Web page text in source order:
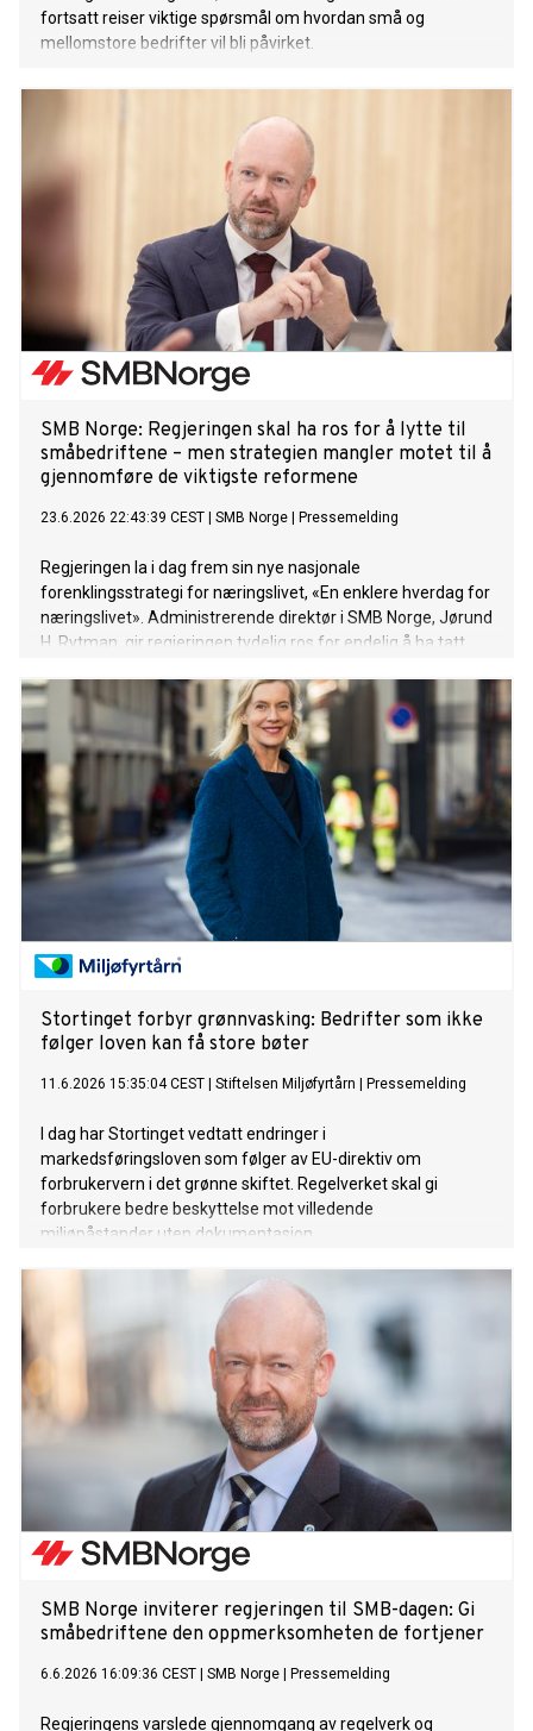
fortsatt reiser viktige spørsmål om hvordan små og
mellomstore bedrifter vil bli påvirket.
SMB Norge: Regjeringen skal ha ros for å lytte til
småbedriftene – men strategien mangler motet til å
gjennomføre de viktigste reformene
23.6.2026 22:43:39 CEST SMB Norge Pressemelding
Regjeringen la i dag frem sin nye nasjonale
forenklingsstrategi for næringslivet, «En enklere hverdag for
næringslivet». Administrerende direktør i SMB Norge, Jørund
H. Rytman, gir regjeringen tydelig ros for endelig å ha tatt
analyser fra de siste tre årene. Han advarer samtidig kraftig
mot at strategien forblir en samling med gode intensjoner
dersom regjeringen fortsetter å vike unna de mest konkrete,
gryteklare og tyngste strukturelle reformene.
Stortinget forbyr grønnvasking: Bedrifter som ikke
følger loven kan få store bøter
11.6.2026 15:35:04 CEST Stiftelsen Miljøfyrtårn Pressemelding
I dag har Stortinget vedtatt endringer i
markedsføringsloven som følger av EU-direktiv om
forbrukervern i det grønne skiftet. Regelverket skal gi
forbrukere bedre beskyttelse mot villedende
miljøpåstander uten dokumentasjon.
SMB Norge inviterer regjeringen til SMB-dagen: Gi
småbedriftene den oppmerksomheten de fortjener
6.6.2026 16:09:36 CEST SMB Norge Pressemelding
Regjeringens varslede gjennomgang av regelverk og